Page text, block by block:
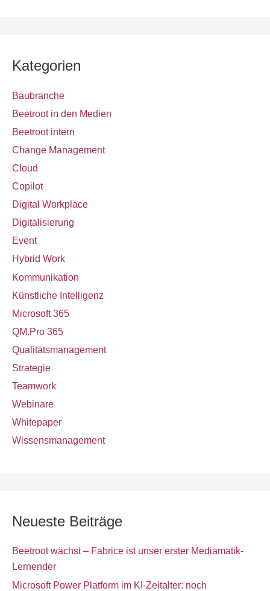
n
c
h
Kategorien
Baubranche
Beetroot in den Medien
Beetroot intern
Change Management
Cloud
Copilot
Digital Workplace
Digitalisierung
Event
Hybrid Work
Kommunikation
Künstliche Intelligenz
Microsoft 365
QM.Pro 365
Qualitätsmanagement
Strategie
Teamwork
Webinare
Whitepaper
Wissensmanagement
Neueste Beiträge
Beetroot wächst – Fabrice ist unser erster Mediamatik-
Lernender
Microsoft Power Platform im KI-Zeitalter: noch